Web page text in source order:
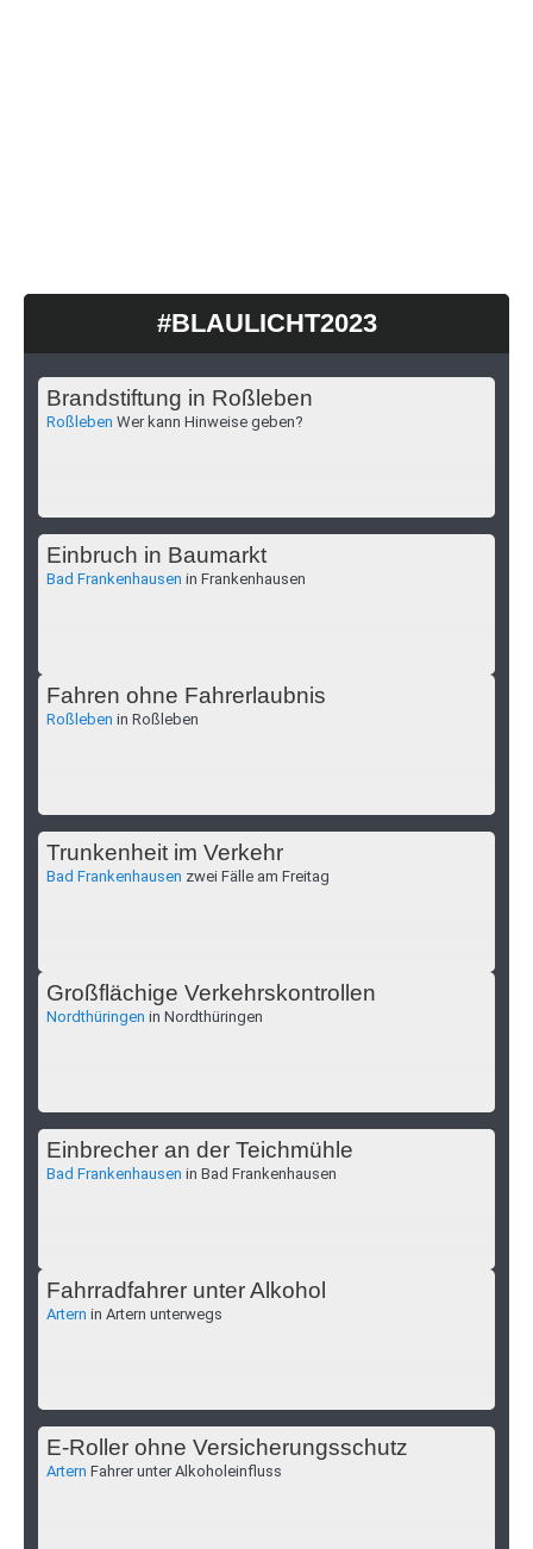
#BLAULICHT2023
Brandstiftung in Roßleben
Roßleben Wer kann Hinweise geben?
Einbruch in Baumarkt
Bad Frankenhausen in Frankenhausen
Fahren ohne Fahrerlaubnis
Roßleben in Roßleben
Trunkenheit im Verkehr
Bad Frankenhausen zwei Fälle am Freitag
Großflächige Verkehrskontrollen
Nordthüringen in Nordthüringen
Einbrecher an der Teichmühle
Bad Frankenhausen in Bad Frankenhausen
Fahrradfahrer unter Alkohol
Artern in Artern unterwegs
E-Roller ohne Versicherungsschutz
Artern Fahrer unter Alkoholeinfluss